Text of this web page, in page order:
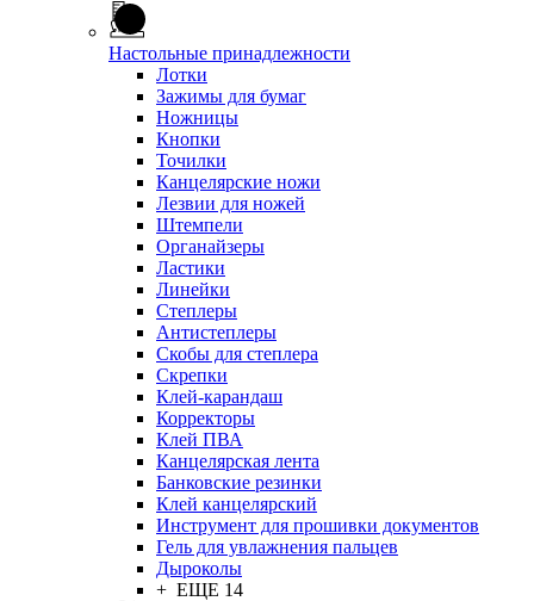
Настольные принадлежности
Лотки
Зажимы для бумаг
Ножницы
Кнопки
Точилки
Канцелярские ножи
Лезвии для ножей
Штемпели
Органайзеры
Ластики
Линейки
Степлеры
Антистеплеры
Скобы для степлера
Скрепки
Клей-карандаш
Корректоры
Клей ПВА
Канцелярская лента
Банковские резинки
Клей канцелярский
Инструмент для прошивки документов
Гель для увлажнения пальцев
Дыроколы
+ ЕЩЕ 14